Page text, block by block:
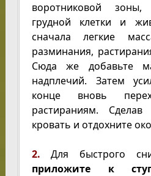
воротниковой
грудной клетки и
сначала легкие
разминания,
Сюда же добавьте
надплечий. Затем
конце вновь
растираниям.
кровать и отдохните
2. Для быстрого
приложите к